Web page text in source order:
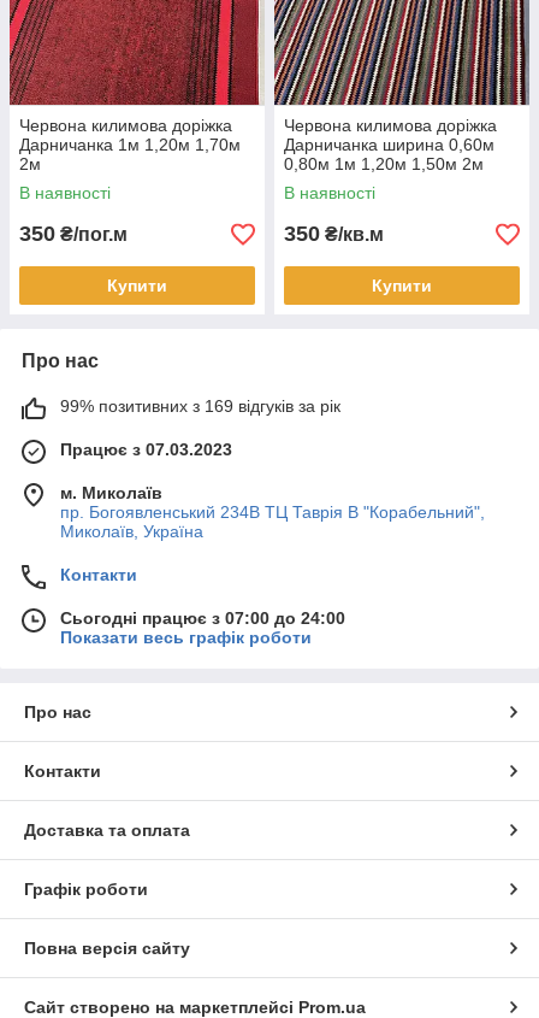
Червона килимова доріжка
Дарничанка 1м 1,20м 1,70м
2м
В наявності
350 ₴/пог.м
Купити
Червона килимова доріжка
Дарничанка ширина 0,60м
0,80м 1м 1,20м 1,50м 2м
2,40м MULTI RED
В наявності
350 ₴/кв.м
Купити
Про нас
99% позитивних з 169 відгуків за рік
Працює з 07.03.2023
м. Миколаїв
пр. Богоявленський 234В ТЦ Таврія В "Корабельний",
Миколаїв, Україна
Контакти
Сьогодні працює з 07:00 до 24:00
Показати весь графік роботи
Про нас
Контакти
Доставка та оплата
Графік роботи
Повна версія сайту
Сайт створено на маркетплейсі Prom.ua